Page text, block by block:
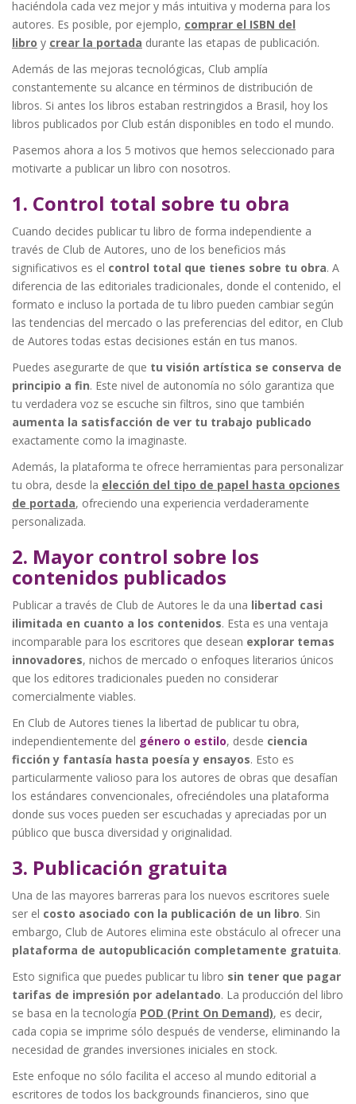
haciéndola cada vez mejor y más intuitiva y moderna para los
autores. Es posible, por ejemplo, comprar el ISBN del
libro y crear la portada durante las etapas de publicación.
Además de las mejoras tecnológicas, Club amplía
constantemente su alcance en términos de distribución de
libros. Si antes los libros estaban restringidos a Brasil, hoy los
libros publicados por Club están disponibles en todo el mundo.
Pasemos ahora a los 5 motivos que hemos seleccionado para
motivarte a publicar un libro con nosotros.
1. Control total sobre tu obra
Cuando decides publicar tu libro de forma independiente a
través de Club de Autores, uno de los beneficios más
significativos es el control total que tienes sobre tu obra. A
diferencia de las editoriales tradicionales, donde el contenido, el
formato e incluso la portada de tu libro pueden cambiar según
las tendencias del mercado o las preferencias del editor, en Club
de Autores todas estas decisiones están en tus manos.
Puedes asegurarte de que tu visión artística se conserva de
principio a fin. Este nivel de autonomía no sólo garantiza que
tu verdadera voz se escuche sin filtros, sino que también
aumenta la satisfacción de ver tu trabajo publicado
exactamente como la imaginaste.
Además, la plataforma te ofrece herramientas para personalizar
tu obra, desde la elección del tipo de papel hasta opciones
de portada, ofreciendo una experiencia verdaderamente
personalizada.
2. Mayor control sobre los
contenidos publicados
Publicar a través de Club de Autores le da una libertad casi
ilimitada en cuanto a los contenidos. Esta es una ventaja
incomparable para los escritores que desean explorar temas
innovadores, nichos de mercado o enfoques literarios únicos
que los editores tradicionales pueden no considerar
comercialmente viables.
En Club de Autores tienes la libertad de publicar tu obra,
independientemente del género o estilo, desde ciencia
ficción y fantasía hasta poesía y ensayos. Esto es
particularmente valioso para los autores de obras que desafían
los estándares convencionales, ofreciéndoles una plataforma
donde sus voces pueden ser escuchadas y apreciadas por un
público que busca diversidad y originalidad.
3. Publicación gratuita
Una de las mayores barreras para los nuevos escritores suele
ser el costo asociado con la publicación de un libro. Sin
embargo, Club de Autores elimina este obstáculo al ofrecer una
plataforma de autopublicación completamente gratuita.
Esto significa que puedes publicar tu libro sin tener que pagar
tarifas de impresión por adelantado. La producción del libro
se basa en la tecnología POD (Print On Demand), es decir,
cada copia se imprime sólo después de venderse, eliminando la
necesidad de grandes inversiones iniciales en stock.
Este enfoque no sólo facilita el acceso al mundo editorial a
escritores de todos los backgrounds financieros, sino que